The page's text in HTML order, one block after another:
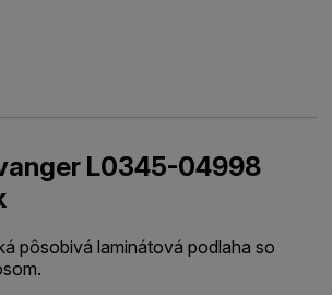
L0345-04998
pôsobivá laminátová podlaha so